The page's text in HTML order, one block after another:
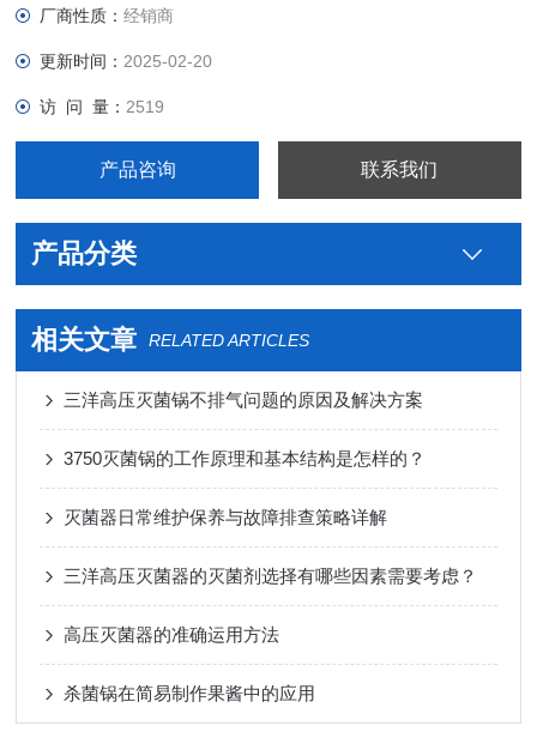
厂商性质：经销商
更新时间： 2025-02-20
访 问 量： 2519
产品咨询 联系我们
产品分类
相关文章 RELATED ARTICLES
三洋高压灭菌锅不排气问题的原因及解决方案
3750灭菌锅的工作原理和基本结构是怎样的？
灭菌器日常维护保养与故障排查策略详解
三洋高压灭菌器的灭菌剂选择有哪些因素需要考虑？
高压灭菌器的准确运用方法
杀菌锅在简易制作果酱中的应用